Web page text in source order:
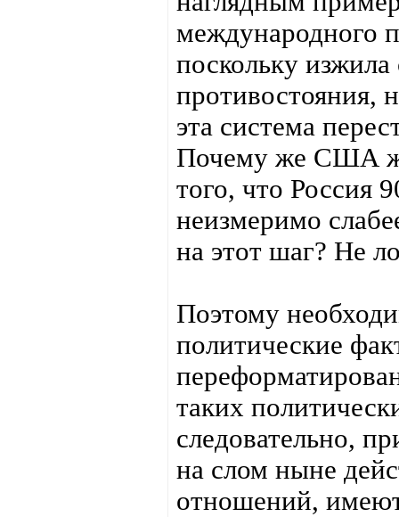
международного
поскольку изжила
противостояния,
эта система
Почему же США
того, что Россия
неизмеримо
на этот шаг? Не
Поэтому
политические
таких
следовательно,
на слом ныне
отношений,